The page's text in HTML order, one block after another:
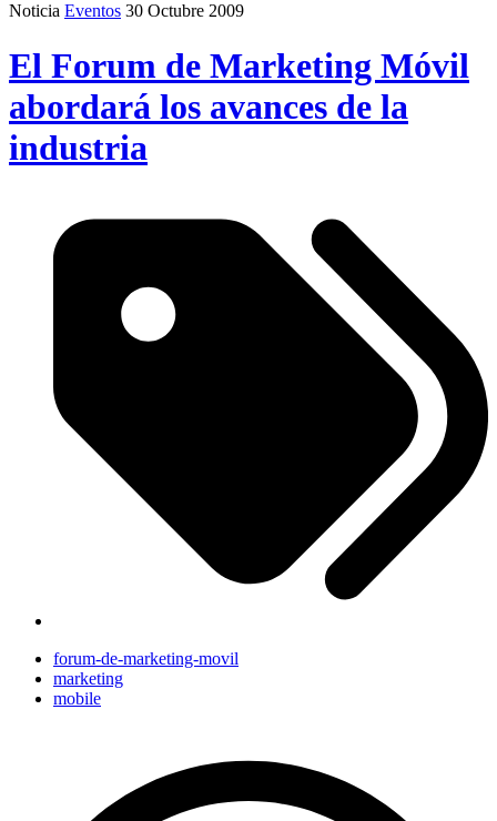
Noticia Eventos 30 Octubre 2009
El Forum de Marketing Móvil
abordará los avances de la
industria
forum-de-marketing-movil
marketing
mobile